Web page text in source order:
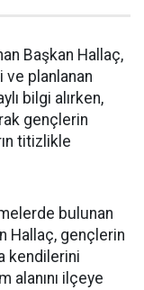
Başkan Hallaç,
ve planlanan
bilgi alırken,
gençlerin
titizlikle
bulunan
Hallaç, gençlerin
kendilerini
alanını ilçeye